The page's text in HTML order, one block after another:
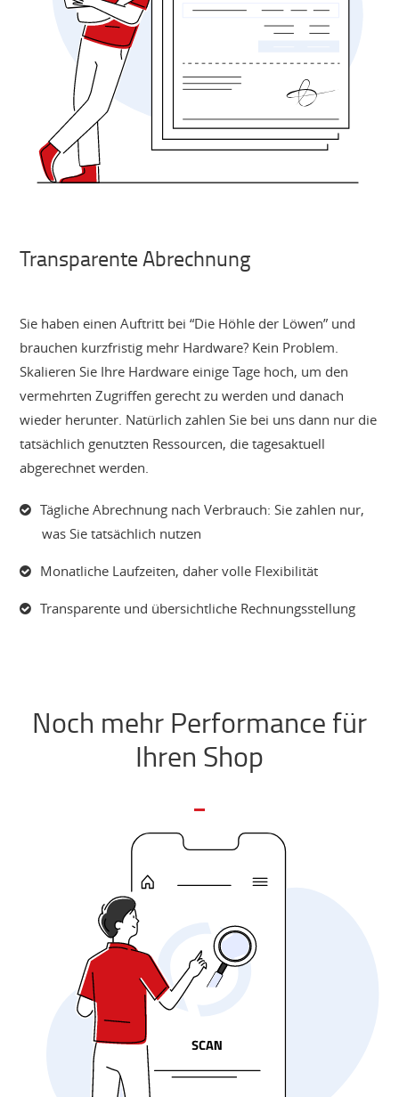
Transparente Abrechnung
Sie haben einen Auftritt bei “Die Höhle der Löwen” und
brauchen kurzfristig mehr Hardware? Kein Problem.
Skalieren Sie Ihre Hardware einige Tage hoch, um den
vermehrten Zugriffen gerecht zu werden und danach
wieder herunter. Natürlich zahlen Sie bei uns dann nur die
tatsächlich genutzten Ressourcen, die tagesaktuell
abgerechnet werden.
Tägliche Abrechnung nach Verbrauch: Sie zahlen nur,
was Sie tatsächlich nutzen
Monatliche Laufzeiten, daher volle Flexibilität
Transparente und übersichtliche Rechnungsstellung
Noch mehr Performance für
Ihren Shop